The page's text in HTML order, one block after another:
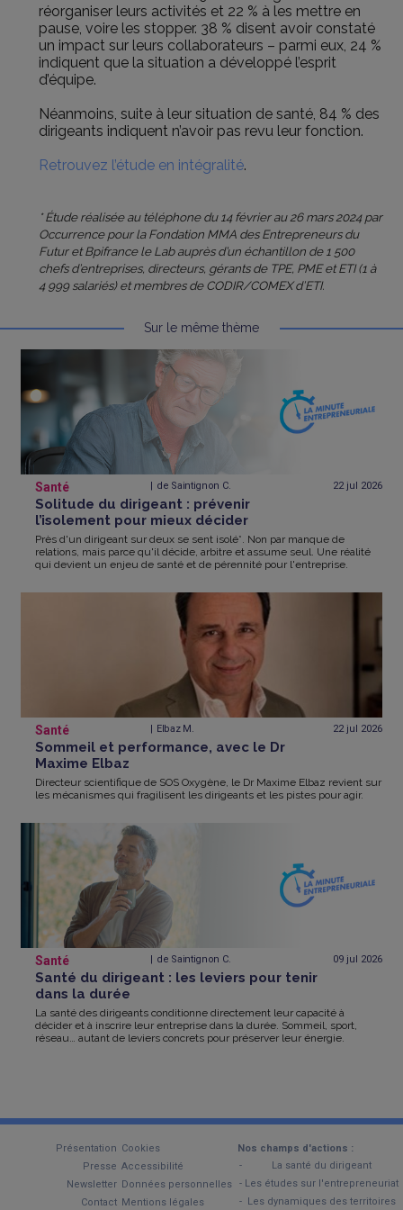
réorganiser leurs activités et 22 % à les mettre en
pause, voire les stopper. 38 % disent avoir constaté
un impact sur leurs collaborateurs – parmi eux, 24 %
indiquent que la situation a développé l’esprit
d’équipe.
Néanmoins, suite à leur situation de santé, 84 % des
dirigeants indiquent n’avoir pas revu leur fonction.
Retrouvez l’étude en intégralité.
* Étude réalisée au téléphone du 14 février au 26 mars 2024 par
Occurrence pour la Fondation MMA des Entrepreneurs du
Futur et Bpifrance le Lab auprès d’un échantillon de 1 500
chefs d’entreprises, directeurs, gérants de TPE, PME et ETI (1 à
4 999 salariés) et membres de CODIR/COMEX d’ETI.
Sur le même thème
Santé de Saintignon C. 22 jul 2026
Solitude du dirigeant : prévenir
l’isolement pour mieux décider
Près d'un dirigeant sur deux se sent isolé*. Non par manque de
relations, mais parce qu'il décide, arbitre et assume seul. Une réalité
qui devient un enjeu de santé et de pérennité pour l'entreprise.
Santé Elbaz M. 22 jul 2026
Sommeil et performance, avec le Dr
Maxime Elbaz
Directeur scientifique de SOS Oxygène, le Dr Maxime Elbaz revient sur
les mécanismes qui fragilisent les dirigeants et les pistes pour agir.
Santé de Saintignon C. 09 jul 2026
Santé du dirigeant : les leviers pour tenir
dans la durée
La santé des dirigeants conditionne directement leur capacité à
décider et à inscrire leur entreprise dans la durée. Sommeil, sport,
réseau… autant de leviers concrets pour préserver leur énergie.
Présentation
Presse
Newsletter
Contact
Cookies
Accessibilité
Données personnelles
Mentions légales
Nos champs d'actions :
La santé du dirigeant
Les études sur l'entrepreneuriat
Les dynamiques des territoires